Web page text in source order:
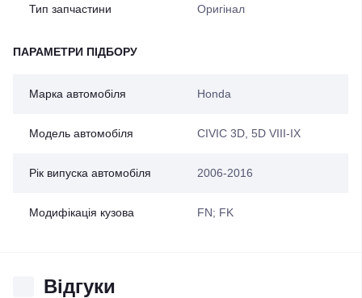
Тип запчастини Оригінал
ПАРАМЕТРИ ПІДБОРУ
Марка автомобіля Honda
Модель автомобіля CIVIC 3D, 5D VIII-IX
Рік випуска автомобіля 2006-2016
Модифікація кузова FN; FK
Відгуки